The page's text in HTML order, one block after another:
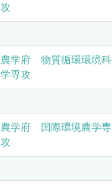
攻
農学府 物質循環環境科
学専攻
農学府 国際環境農学専
攻